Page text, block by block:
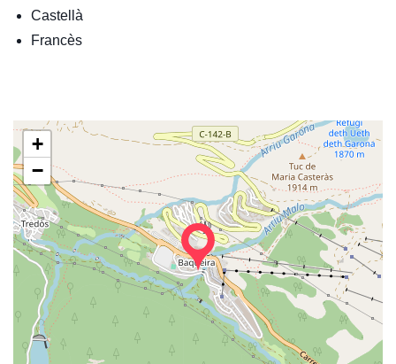
Castellà
Francès
+
−